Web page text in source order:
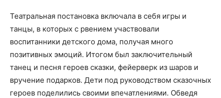
Театральная постановка включала в себя игры и
танцы, в которых с рвением участвовали
воспитанники детского дома, получая много
позитивных эмоций. Итогом был заключительный
танец и песня героев сказки, фейерверк из шаров и
вручение подарков. Дети под руководством сказочных
героев поделились своими впечатлениями. Обведя